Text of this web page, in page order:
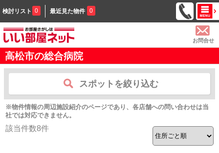
検討リスト 0 最近見た物件 0
お問合せ
高松市の総合病院
スポットを絞り込む
※物件情報の周辺施設紹介のページであり、各店舗への問い合わせは当
社では対応できません。
該当件数8件